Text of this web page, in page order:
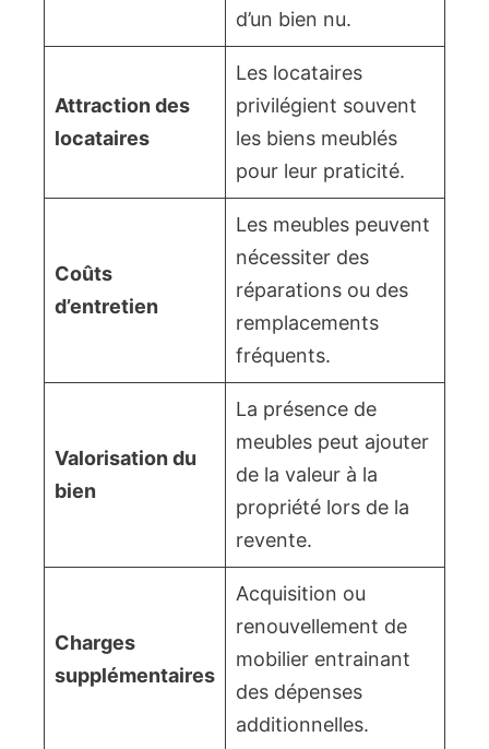
d’un bien nu.
Attraction des
locataires
Les locataires
privilégient souvent
les biens meublés
pour leur praticité.
Coûts
d’entretien
Les meubles peuvent
nécessiter des
réparations ou des
remplacements
fréquents.
Valorisation du
bien
La présence de
meubles peut ajouter
de la valeur à la
propriété lors de la
revente.
Charges
supplémentaires
Acquisition ou
renouvellement de
mobilier entrainant
des dépenses
additionnelles.